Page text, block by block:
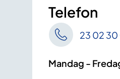
Telefon
23 02
Mandag -